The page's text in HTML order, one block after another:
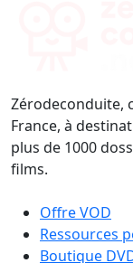
Zérodeconduite,
France, à
plus de 1000
films.
Offre VOD
Ressources
Boutique